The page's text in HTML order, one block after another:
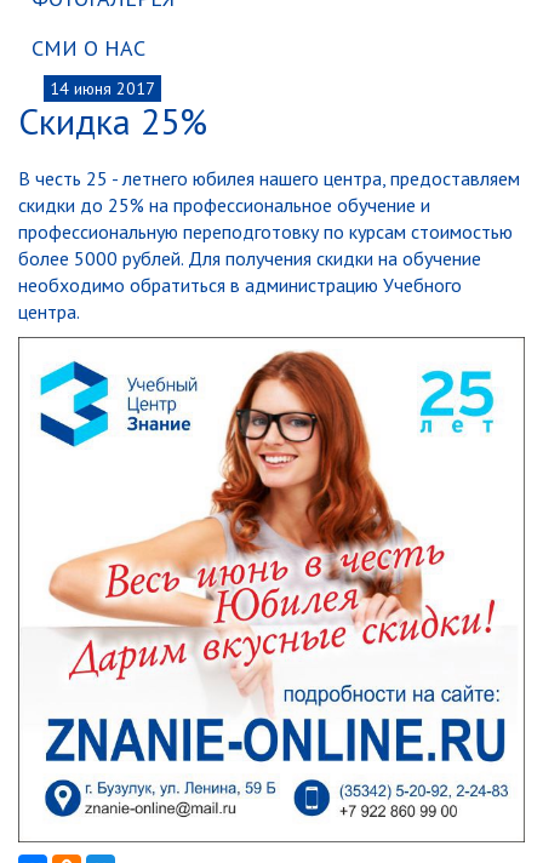
СМИ О НАС
14 июня 2017
Скидка 25%
В честь 25 - летнего юбилея нашего центра, предоставляем
скидки до 25% на профессиональное обучение и
профессиональную переподготовку по курсам стоимостью
более 5000 рублей. Для получения скидки на обучение
необходимо обратиться в администрацию Учебного
центра.